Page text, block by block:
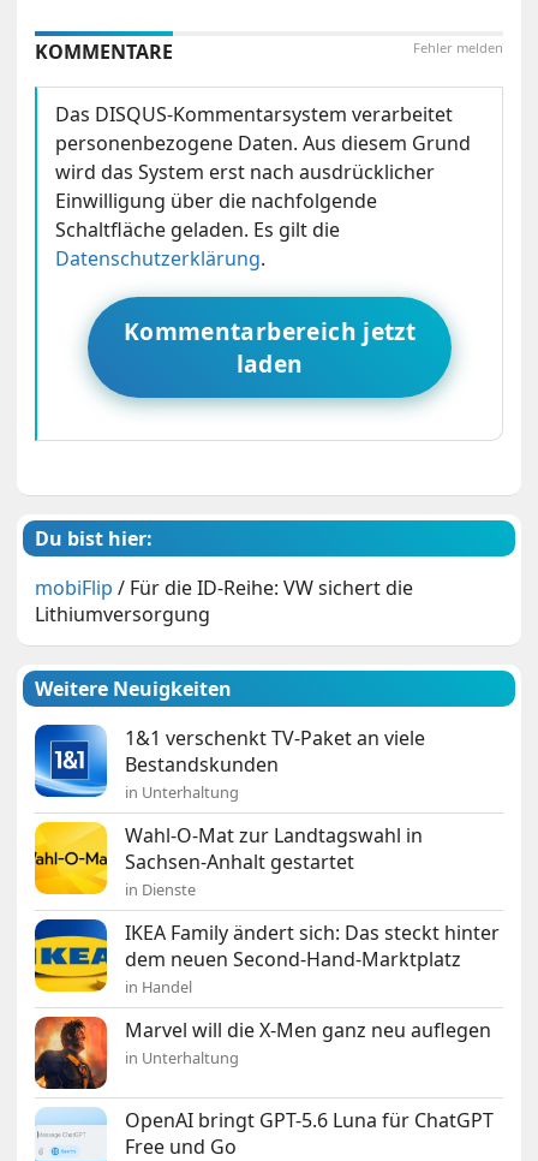
Fehler melden
KOMMENTARE
Das DISQUS-Kommentarsystem verarbeitet
personenbezogene Daten. Aus diesem Grund
wird das System erst nach ausdrücklicher
Einwilligung über die nachfolgende
Schaltfläche geladen. Es gilt die
Datenschutzerklärung.
Kommentarbereich jetzt
laden
Du bist hier:
mobiFlip / Für die ID-Reihe: VW sichert die
Lithiumversorgung
Weitere Neuigkeiten
1&1 verschenkt TV-Paket an viele
Bestandskunden
in Unterhaltung
Wahl-O-Mat zur Landtagswahl in
Sachsen-Anhalt gestartet
in Dienste
IKEA Family ändert sich: Das steckt hinter
dem neuen Second-Hand-Marktplatz
in Handel
Marvel will die X-Men ganz neu auflegen
in Unterhaltung
OpenAI bringt GPT-5.6 Luna für ChatGPT
Free und Go